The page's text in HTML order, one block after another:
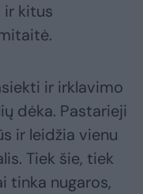
ir kitus
ir irklavimo
dėka. Pastarieji
ir leidžia vienu
Tiek šie, tiek
tinka nugaros,